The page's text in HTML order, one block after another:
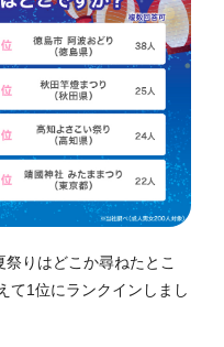
りはどこか尋ねたとこ
て1位にランクインしまし